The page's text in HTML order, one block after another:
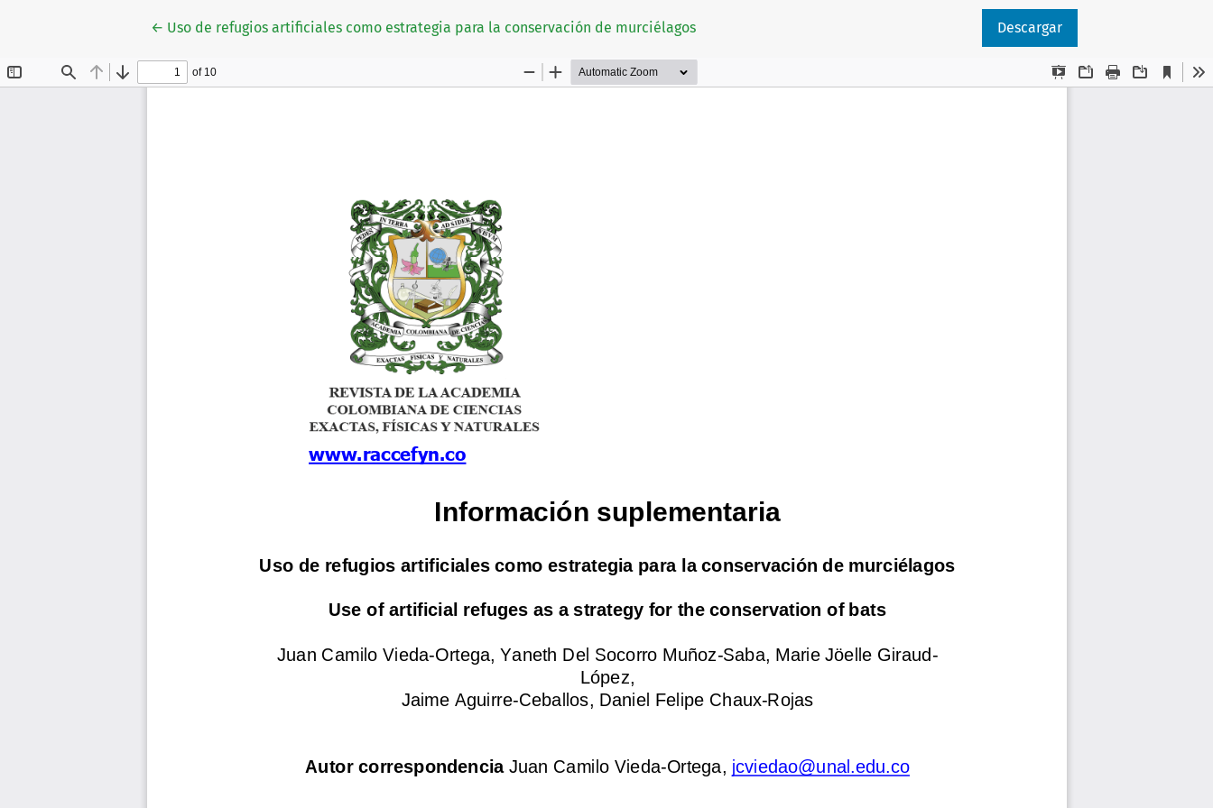
← Volver a los detalles del artículo
Uso de refugios artificiales como estrategia para la conservación de murciélagos Descargar